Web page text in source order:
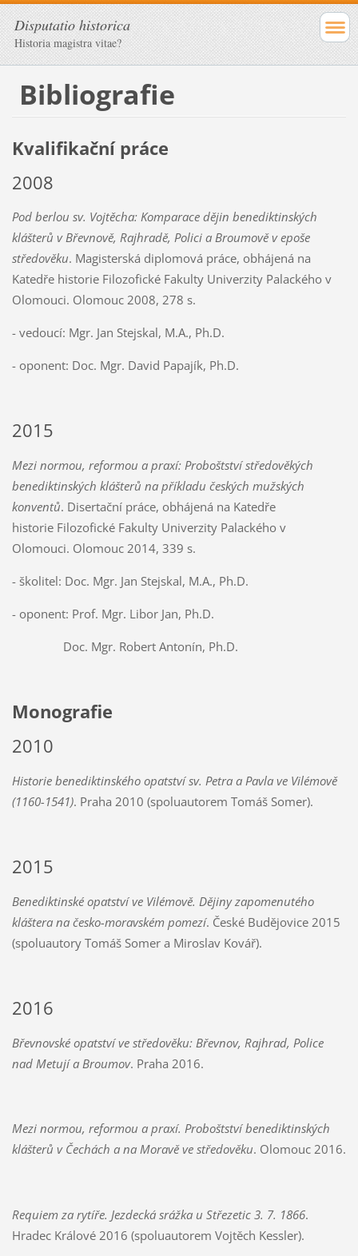
Disputatio historica
Historia magistra vitae?
Bibliografie
Kvalifikační práce
2008
Pod berlou sv. Vojtěcha: Komparace dějin benediktinských
klášterů v Břevnově, Rajhradě, Polici a Broumově v epoše
středověku. Magisterská diplomová práce, obhájená na
Katedře historie Filozofické Fakulty Univerzity Palackého v
Olomouci. Olomouc 2008, 278 s.
- vedoucí: Mgr. Jan Stejskal, M.A., Ph.D.
- oponent: Doc. Mgr. David Papajík, Ph.D.
2015
Mezi normou, reformou a praxí: Proboštství středověkých
benediktinských klášterů na příkladu českých mužských
konventů. Disertační práce, obhájená na Katedře
historie Filozofické Fakulty Univerzity Palackého v
Olomouci. Olomouc 2014, 339 s.
- školitel: Doc. Mgr. Jan Stejskal, M.A., Ph.D.
- oponent: Prof. Mgr. Libor Jan, Ph.D.
Doc. Mgr. Robert Antonín, Ph.D.
Monografie
2010
Historie benediktinského opatství sv. Petra a Pavla ve Vilémově
(1160-1541). Praha 2010 (spoluautorem Tomáš Somer).
2015
Benediktinské opatství ve Vilémově. Dějiny zapomenutého
kláštera na česko-moravském pomezí. České Budějovice 2015
(spoluautory Tomáš Somer a Miroslav Kovář).
2016
Břevnovské opatství ve středověku: Břevnov, Rajhrad, Police
nad Metují a Broumov. Praha 2016.
Mezi normou, reformou a praxí. Proboštství benediktinských
klášterů v Čechách a na Moravě ve středověku. Olomouc 2016.
Requiem za rytíře. Jezdecká srážka u Střezetic 3. 7. 1866.
Hradec Králové 2016 (spoluautorem Vojtěch Kessler).